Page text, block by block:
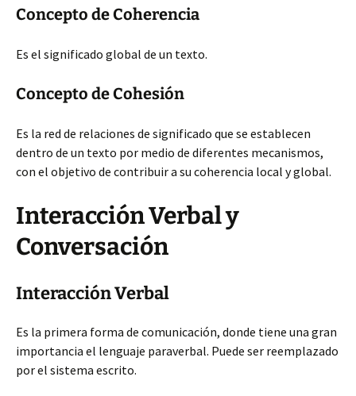
Concepto de Coherencia
Es el significado global de un texto.
Concepto de Cohesión
Es la red de relaciones de significado que se establecen
dentro de un texto por medio de diferentes mecanismos,
con el objetivo de contribuir a su coherencia local y global.
Interacción Verbal y
Conversación
Interacción Verbal
Es la primera forma de comunicación, donde tiene una gran
importancia el lenguaje paraverbal. Puede ser reemplazado
por el sistema escrito.